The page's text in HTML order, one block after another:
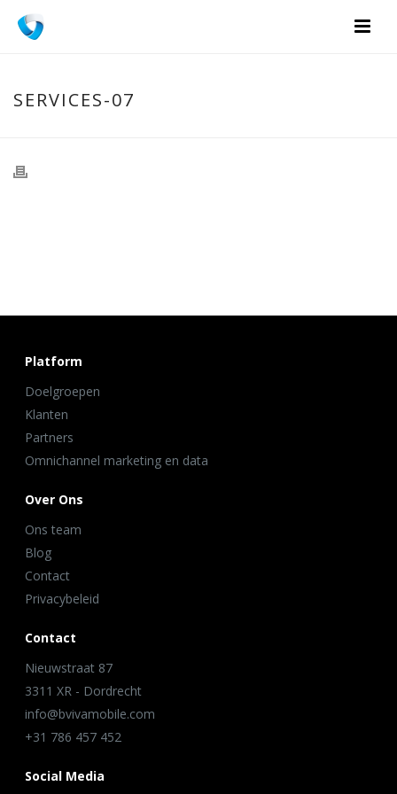
SERVICES-07
Platform
Doelgroepen
Klanten
Partners
Omnichannel marketing en data
Over Ons
Ons team
Blog
Contact
Privacybeleid
Contact
Nieuwstraat 87
3311 XR - Dordrecht
info@bvivamobile.com
+31 786 457 452
Social Media